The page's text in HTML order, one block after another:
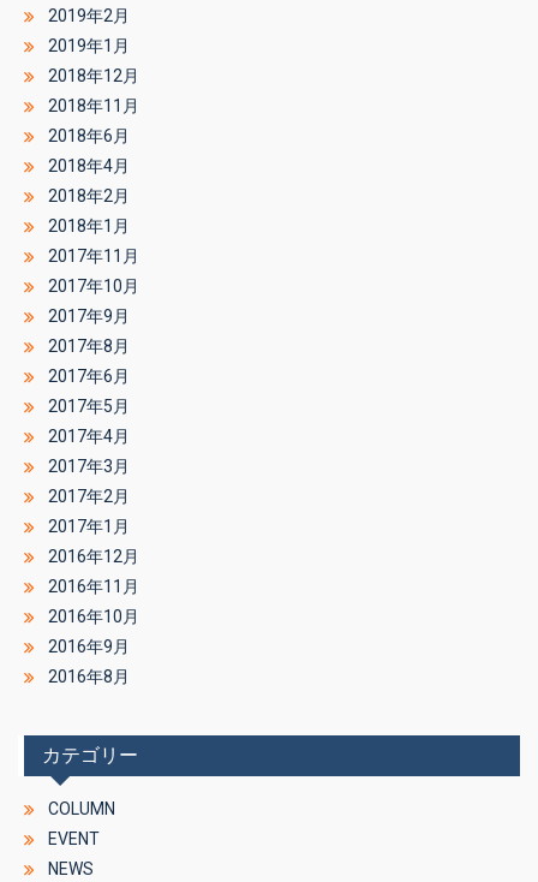
2019年2月
2019年1月
2018年12月
2018年11月
2018年6月
2018年4月
2018年2月
2018年1月
2017年11月
2017年10月
2017年9月
2017年8月
2017年6月
2017年5月
2017年4月
2017年3月
2017年2月
2017年1月
2016年12月
2016年11月
2016年10月
2016年9月
2016年8月
カテゴリー
COLUMN
EVENT
NEWS